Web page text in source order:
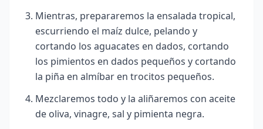
Mientras, prepararemos la ensalada tropical,
escurriendo el maíz dulce, pelando y
cortando los aguacates en dados, cortando
los pimientos en dados pequeños y cortando
la piña en almíbar en trocitos pequeños.
Mezclaremos todo y la aliñaremos con aceite
de oliva, vinagre, sal y pimienta negra.